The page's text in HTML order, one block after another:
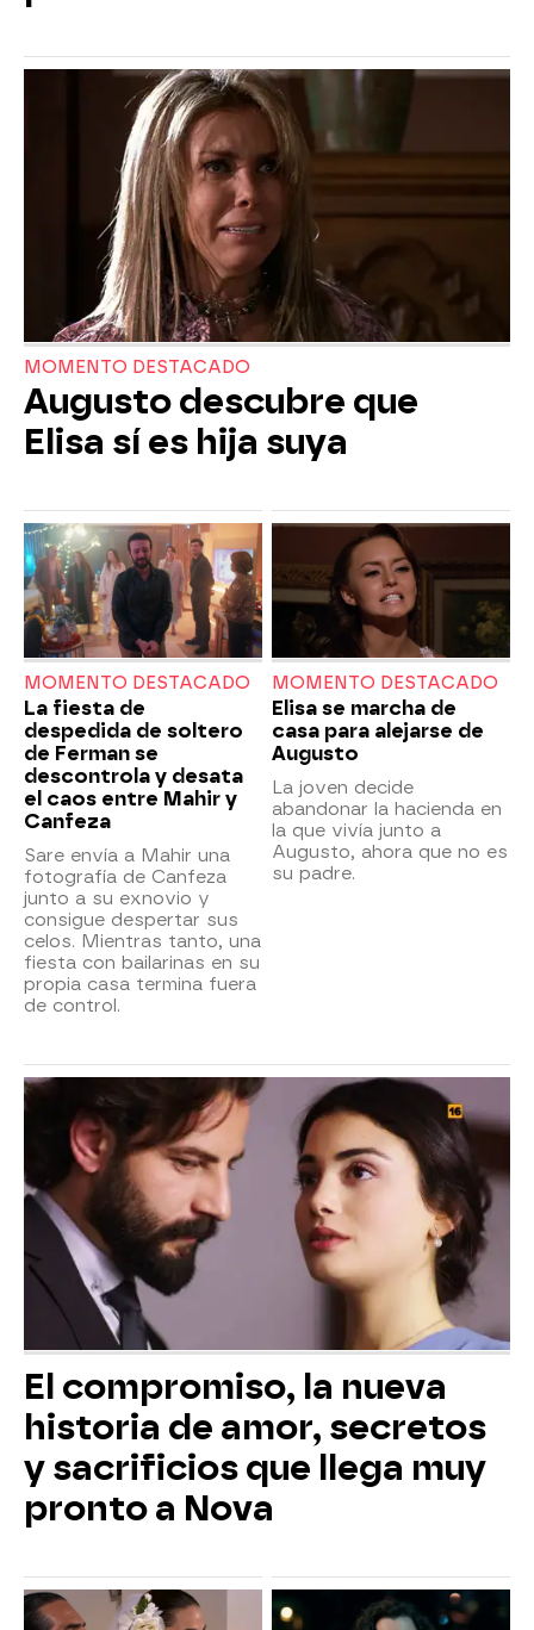
MOMENTO DESTACADO
Augusto descubre que
Elisa sí es hija suya
MOMENTO DESTACADO
La fiesta de
despedida de soltero
de Ferman se
descontrola y desata
el caos entre Mahir y
Canfeza
Sare envía a Mahir una
fotografía de Canfeza
junto a su exnovio y
consigue despertar sus
celos. Mientras tanto, una
fiesta con bailarinas en su
propia casa termina fuera
de control.
MOMENTO DESTACADO
Elisa se marcha de
casa para alejarse de
Augusto
La joven decide
abandonar la hacienda en
la que vivía junto a
Augusto, ahora que no es
su padre.
El compromiso, la nueva
historia de amor, secretos
y sacrificios que llega muy
pronto a Nova